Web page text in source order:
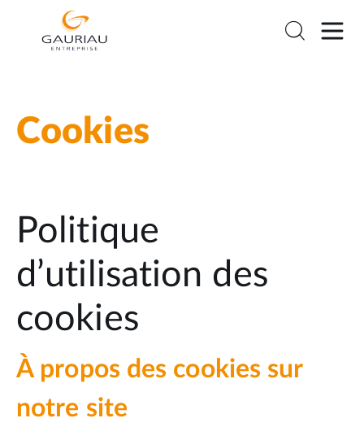
Cookies
Politique
d’utilisation des
cookies
À propos des cookies sur
notre site